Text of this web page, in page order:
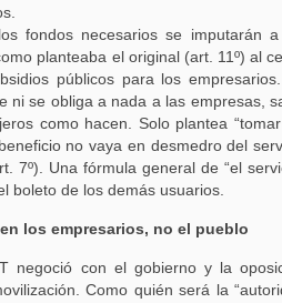
fondos necesarios se imputarán
planteaba el original (art. 11º) al
públicos para los
ni se obliga a nada a las empresas,
como hacen. Solo plantea
no vaya en desmedro del
7º). Una fórmula general de “el
boleto de los demás usuarios.
los empresarios, no el pueblo
negoció con el gobierno y la
Como quién será la